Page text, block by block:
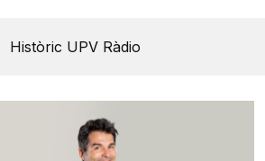
Històric UPV Ràdio